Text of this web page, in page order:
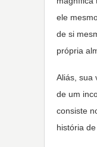
ele
de si
própria
Aliás, sua
de um
consiste
história